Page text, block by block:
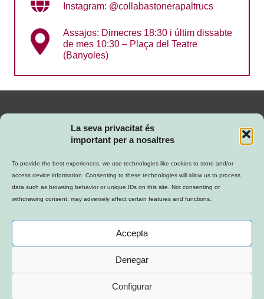
La seva privacitat és
important per a nosaltres
To provide the best experiences, we use technologies like cookies to store and/or
access device information. Consenting to these technologies will allow us to process
data such as browsing behavior or unique IDs on this site. Not consenting or
withdrawing consent, may adversely affect certain features and functions.
Accepta
Denegar
Configurar
Instagram: @collabastonerapaltrucs
Assajos: Dimecres 18:30 i últim dissabte
de mes 10:30 – Plaça del Teatre
(Banyoles)
El Foment
Contacte